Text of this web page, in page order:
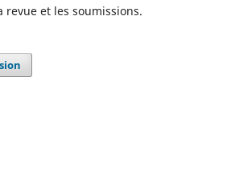
et les soumissions.